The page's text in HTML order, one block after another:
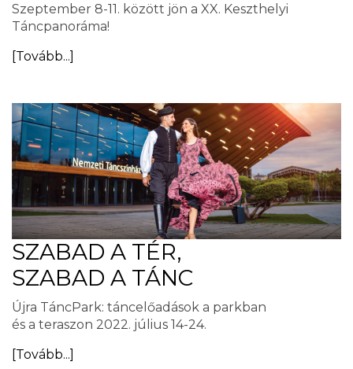
Szeptember 8-11. között jön a XX. Keszthelyi
Táncpanoráma!
[Tovább...]
SZABAD A TÉR,
SZABAD A TÁNC
Újra TáncPark: táncelőadások a parkban
és a teraszon 2022. július 14-24.
[Tovább...]